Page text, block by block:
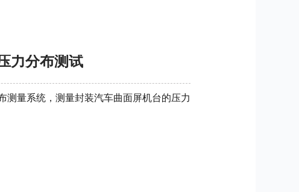
力分布测试
测量系统，测量封装汽车曲面屏机台的压力